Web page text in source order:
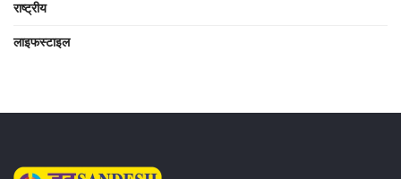
राष्ट्रीय
लाइफस्टाइल